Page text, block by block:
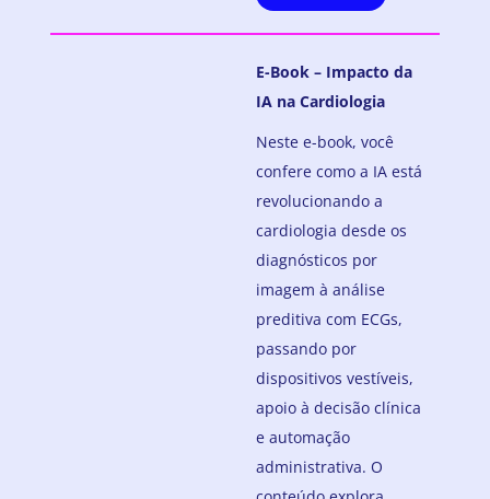
E-Book – Impacto da
IA na Cardiologia
Neste e-book, você
confere como a IA está
revolucionando a
cardiologia desde os
diagnósticos por
imagem à análise
preditiva com ECGs,
passando por
dispositivos vestíveis,
apoio à decisão clínica
e automação
administrativa. O